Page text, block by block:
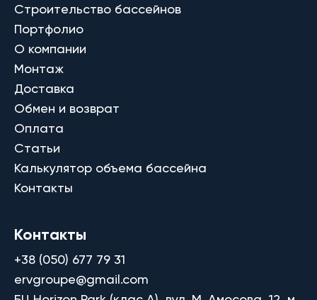
Строительство бассейнов
Портфолио
О компании
Монтаж
Доставка
Обмен и возврат
Оплата
Статьи
Калькулятор объема бассейна
Контакты
Контакты
+38 (050) 677 79 31
ervgroupe@gmail.com